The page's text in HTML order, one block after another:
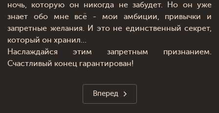
ночь, которую он никогда не забудет. Но он уже
знает обо мне всё - мои амбиции, привычки и
запретные желания. И это не единственный секрет,
который он хранил…
Наслаждайся этим запретным признанием.
Счастливый конец гарантирован!
Вперед